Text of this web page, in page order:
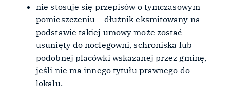
nie stosuje się przepisów o tymczasowym
pomieszczeniu – dłużnik eksmitowany na
podstawie takiej umowy może zostać
usunięty do noclegowni, schroniska lub
podobnej placówki wskazanej przez gminę,
jeśli nie ma innego tytułu prawnego do
lokalu.